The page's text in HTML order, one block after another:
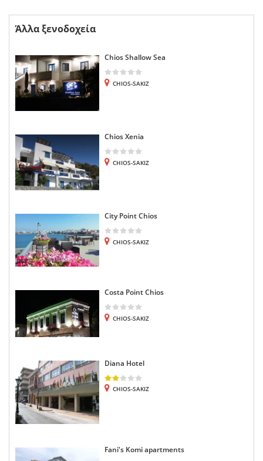
Άλλα ξενοδοχεία
Chios Shallow Sea
CHIOS-SAKIZ
Chios Xenia
CHIOS-SAKIZ
City Point Chios
CHIOS-SAKIZ
Costa Point Chios
CHIOS-SAKIZ
Diana Hotel
CHIOS-SAKIZ
Fani's Komi apartments